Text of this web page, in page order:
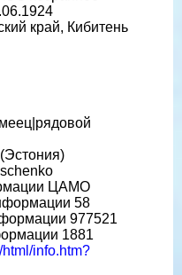
край, Кибитень
ЦАМО
58
977521
1881
info.htm?